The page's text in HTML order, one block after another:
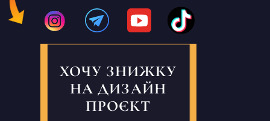
ХОЧУ ЗНИЖКУ
НА ДИЗАЙН
ПРОЄКТ